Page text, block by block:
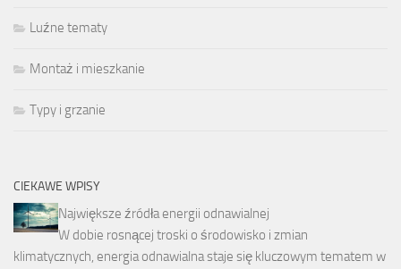
Luźne tematy
Montaż i mieszkanie
Typy i grzanie
CIEKAWE WPISY
Największe źródła energii odnawialnej
W dobie rosnącej troski o środowisko i zmian
klimatycznych, energia odnawialna staje się kluczowym tematem w